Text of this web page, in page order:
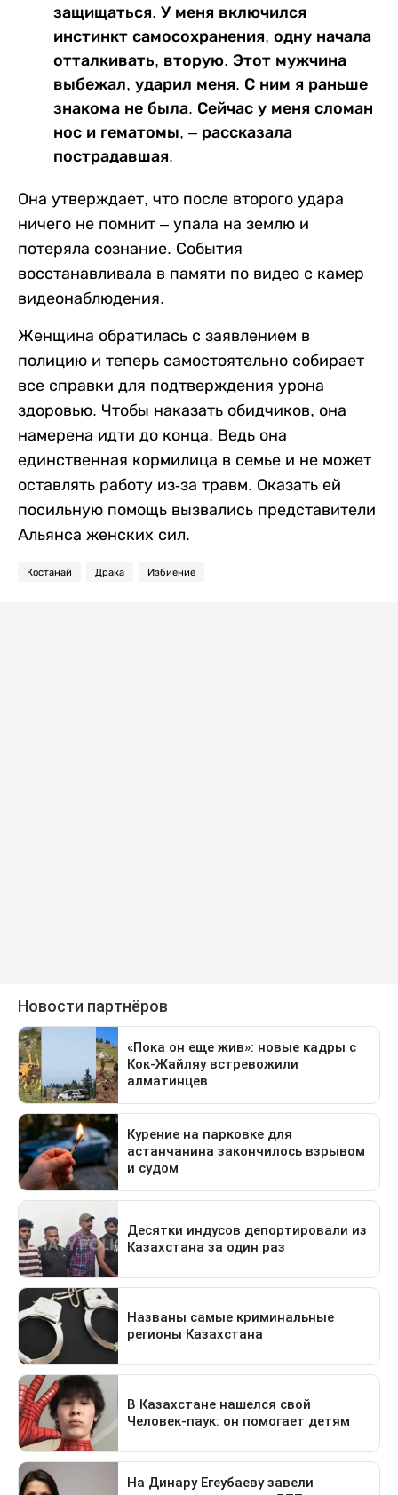
защищаться. У меня включился
инстинкт самосохранения, одну начала
отталкивать, вторую. Этот мужчина
выбежал, ударил меня. С ним я раньше
знакома не была. Сейчас у меня сломан
нос и гематомы, – рассказала
пострадавшая.
Она утверждает, что после второго удара
ничего не помнит – упала на землю и
потеряла сознание. События
восстанавливала в памяти по видео с камер
видеонаблюдения.
Женщина обратилась с заявлением в
полицию и теперь самостоятельно собирает
все справки для подтверждения урона
здоровью. Чтобы наказать обидчиков, она
намерена идти до конца. Ведь она
единственная кормилица в семье и не может
оставлять работу из-за травм. Оказать ей
посильную помощь вызвались представители
Альянса женских сил.
Костанай Драка Избиение